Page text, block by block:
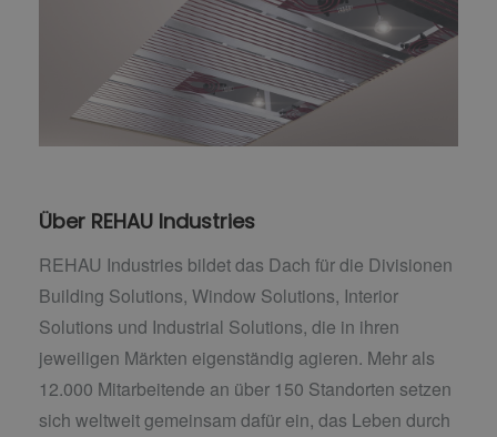
Über REHAU Industries
REHAU Industries bildet das Dach für die Divisionen
Building Solutions, Window Solutions, Interior
Solutions und Industrial Solutions, die in ihren
jeweiligen Märkten eigenständig agieren. Mehr als
12.000 Mitarbeitende an über 150 Standorten setzen
sich weltweit gemeinsam dafür ein, das Leben durch